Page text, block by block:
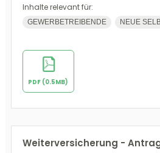
Inhalte relevant für:
GEWERBETREIBENDE NEUE
PDF (0.5MB)
Weiterversicherung -